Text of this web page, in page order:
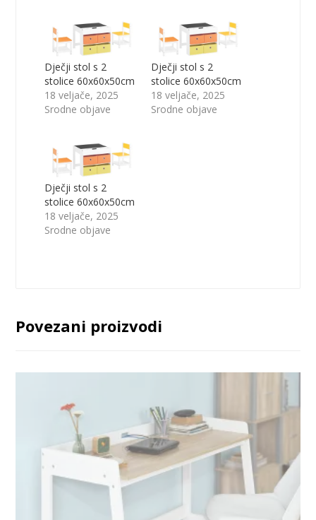
Dječji stol s 2
stolice 60x60x50cm
18 veljače, 2025
Srodne objave
Dječji stol s 2
stolice 60x60x50cm
18 veljače, 2025
Srodne objave
Dječji stol s 2
stolice 60x60x50cm
18 veljače, 2025
Srodne objave
Povezani proizvodi